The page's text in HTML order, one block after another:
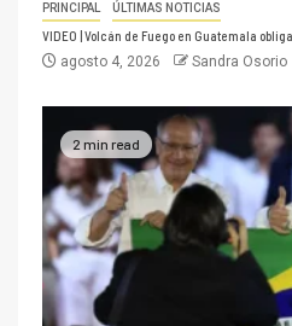
PRINCIPAL ÚLTIMAS NOTICIAS
VIDEO | Volcán de Fuego en Guatemala
agosto 4, 2026 Sandra Osorio
2 min read